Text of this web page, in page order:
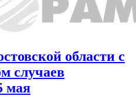
области с
случаев
мая